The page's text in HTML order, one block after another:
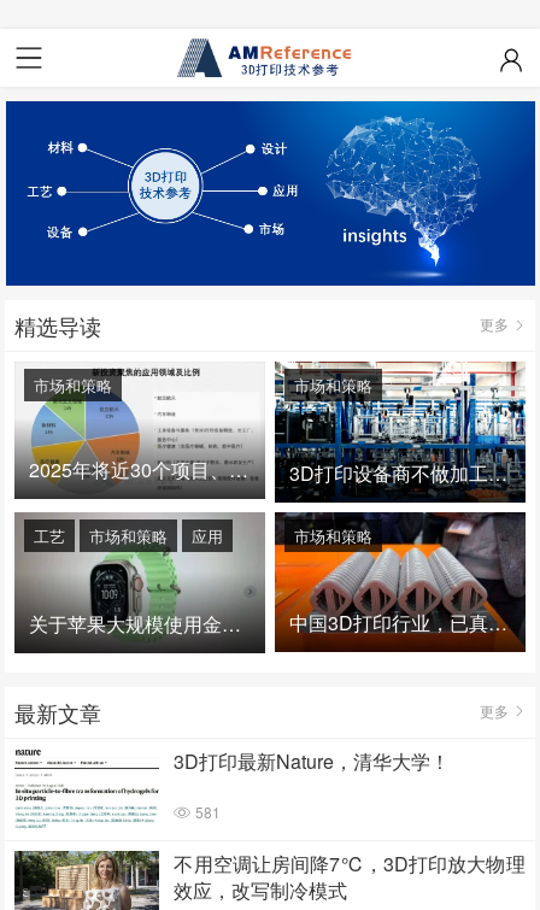
精选导读 更多
2025年将近30个项目、150亿投资：3D打印真的迎来爆发拐点了吗
市场和策略
3D打印设备商不做加工服务，就成了旁观者！
市场和策略
关于苹果大规模使用金属3D打印的思考
工艺 市场和策略 应用
中国3D打印行业，已真正进入爆发时代！
市场和策略
最新文章 更多
3D打印最新Nature，清华大学！
581
不用空调让房间降7℃，3D打印放大物理
效应，改写制冷模式